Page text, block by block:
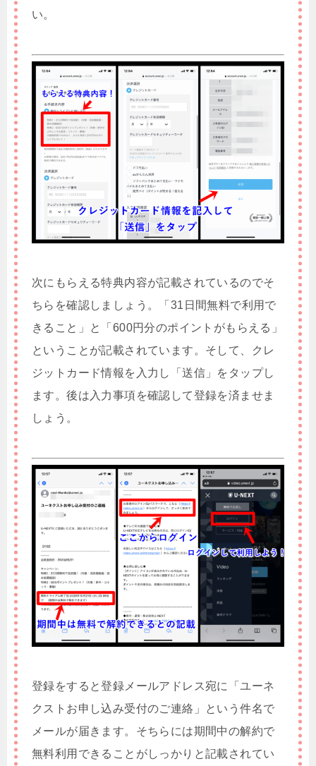
い。
次にもらえる特典内容が記載されているのでそ
ちらを確認しましょう。「31日間無料で利用で
きること」と「600円分のポイントがもらえる」
ということが記載されています。そして、クレ
ジットカード情報を入力し「送信」をタップし
ます。後は入力事項を確認して登録を済ませま
しょう。
登録をすると登録メールアドレス宛に「ユーネ
クストお申し込み受付のご連絡」という件名で
メールが届きます。そちらには期間中の解約で
無料利用できることがしっかりと記載されてい